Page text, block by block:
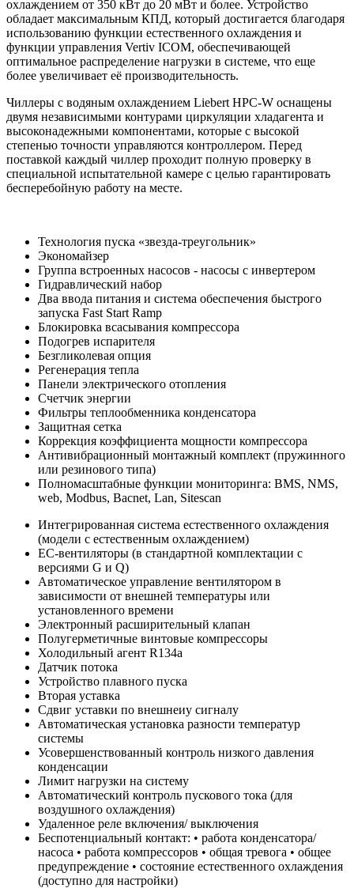
охлаждением от 350 кВт до 20 мВт и более. Устройство
обладает максимальным КПД, который достигается благодаря
использованию функции естественного охлаждения и
функции управления Vertiv ICOM, обеспечивающей
оптимальное распределение нагрузки в системе, что еще
более увеличивает её производительность.
Чиллеры с водяным охлаждением Liebert HPC-W оснащены
двумя независимыми контурами циркуляции хладагента и
высоконадежными компонентами, которые с высокой
степенью точности управляются контроллером. Перед
поставкой каждый чиллер проходит полную проверку в
специальной испытательной камере с целью гарантировать
бесперебойную работу на месте.
Технология пуска «звезда-треугольник»
Экономайзер
Группа встроенных насосов - насосы с инвертером
Гидравлический набор
Два ввода питания и система обеспечения быстрого
запуска Fast Start Ramp
Блокировка всасывания компрессора
Подогрев испарителя
Безгликолевая опция
Регенерация тепла
Панели электрического отопления
Счетчик энергии
Фильтры теплообменника конденсатора
Защитная сетка
Коррекция коэффициента мощности компрессора
Антивибрационный монтажный комплект (пружинного
или резинового типа)
Полномасштабные функции мониторинга: BMS, NMS,
web, Modbus, Bacnet, Lan, Sitescan
Интегрированная система естественного охлаждения
(модели с естественным охлаждением)
EC-вентиляторы (в стандартной комплектации с
версиями G и Q)
Автоматическое управление вентилятором в
зависимости от внешней температуры или
установленного времени
Электронный расширительный клапан
Полугерметичные винтовые компрессоры
Холодильный агент R134a
Датчик потока
Устройство плавного пуска
Вторая уставка
Сдвиг уставки по внешнеиу сигналу
Автоматическая установка разности температур
системы
Усовершенствованный контроль низкого давления
конденсации
Лимит нагрузки на систему
Автоматический контроль пускового тока (для
воздушного охлаждения)
Удаленное реле включения/ выключения
Беспотенциальный контакт: • работа конденсатора/
насоса • работа компрессоров • общая тревога • общее
предупреждение • состояние естественного охлаждения
(доступно для настройки)